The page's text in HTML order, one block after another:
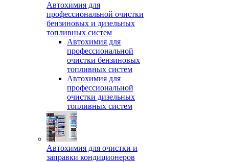
Автохимия для
профессиональной очистки
бензиновых и дизельных
топливных систем
Автохимия для
профессиональной
очистки бензиновых
топливных систем
Автохимия для
профессиональной
очистки дизельных
топливных систем
Автохимия для очистки и
заправки кондиционеров